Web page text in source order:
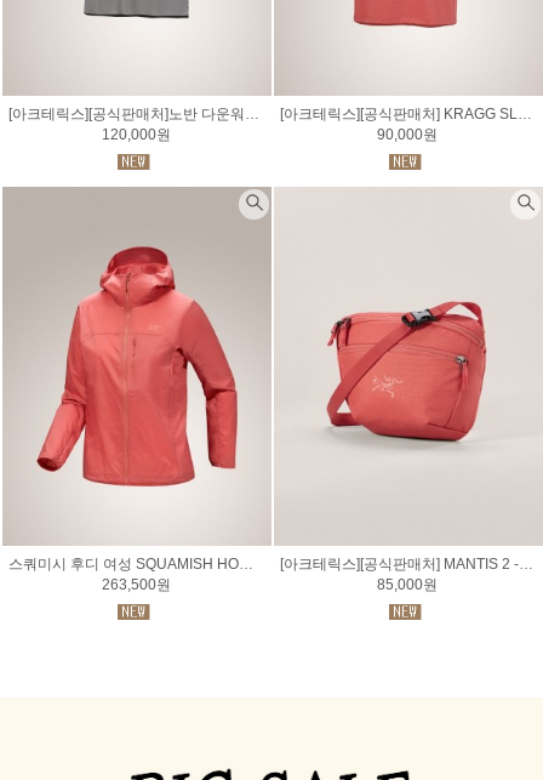
[아크테릭스][공식판매처]노반 다운워드 로고 셔츠 SS 남성 NORVAN DOWNWORD LOGO SS M
120,000원
[아크테릭스][공식판매처] KRAGG SL COTTON BLURRED BIRD 크래그 SL 코튼 블러드 버드 셔츠 SS 남성
90,000원
스쿼미시 후디 여성 SQUAMISH HOODY WOMEN
263,500원
[아크테릭스][공식판매처] MANTIS 2 - 맨티스 2 웨이스트 팩
85,000원